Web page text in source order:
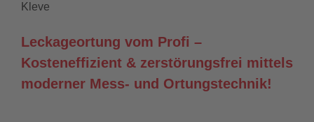
Kleve
Leckageortung vom Profi –
Kosteneffizient & zerstörungsfrei mittels
moderner Mess- und Ortungstechnik!